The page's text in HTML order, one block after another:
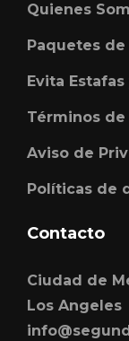
Quienes
Paquetes
Evita
Términos
Aviso de
Políticas de
Contacto
Ciudad de
Los Angeles